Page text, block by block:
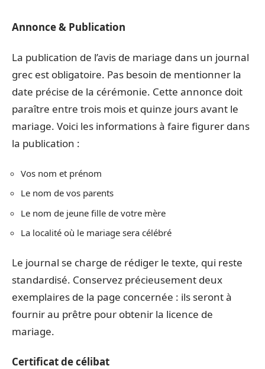
Annonce & Publication
La publication de l’avis de mariage dans un journal
grec est obligatoire. Pas besoin de mentionner la
date précise de la cérémonie. Cette annonce doit
paraître entre trois mois et quinze jours avant le
mariage. Voici les informations à faire figurer dans
la publication :
Vos nom et prénom
Le nom de vos parents
Le nom de jeune fille de votre mère
La localité où le mariage sera célébré
Le journal se charge de rédiger le texte, qui reste
standardisé. Conservez précieusement deux
exemplaires de la page concernée : ils seront à
fournir au prêtre pour obtenir la licence de
mariage.
Certificat de célibat